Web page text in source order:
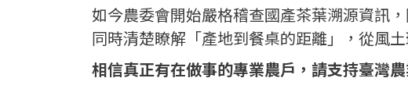
如今農委會開始嚴格稽查國產茶葉溯源資訊
同時清楚瞭解「產地到餐桌的距離」，從風
相信真正有在做事的專業農戶，請支持臺灣農